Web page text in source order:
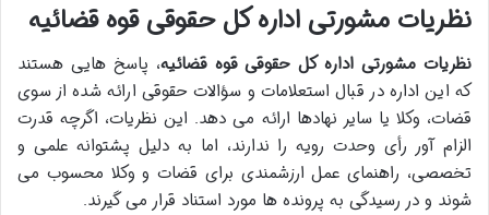
نظریات مشورتی اداره کل حقوقی قوه قضائیه
نظریات مشورتی اداره کل حقوقی قوه قضائیه، پاسخ هایی هستند
که این اداره در قبال استعلامات و سؤالات حقوقی ارائه شده از سوی
قضات، وکلا یا سایر نهادها ارائه می دهد. این نظریات، اگرچه قدرت
الزام آور رأی وحدت رویه را ندارند، اما به دلیل پشتوانه علمی و
تخصصی، راهنمای عمل ارزشمندی برای قضات و وکلا محسوب می
شوند و در رسیدگی به پرونده ها مورد استناد قرار می گیرند.